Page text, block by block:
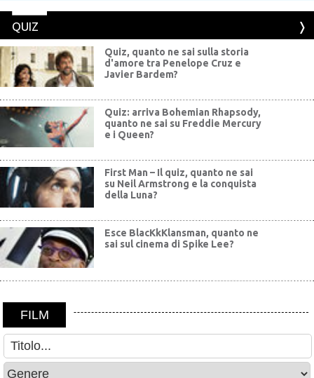
QUIZ
Quiz, quanto ne sai sulla storia
d'amore tra Penelope Cruz e
Javier Bardem?
Quiz: arriva Bohemian Rhapsody,
quanto ne sai su Freddie Mercury
e i Queen?
First Man – Il quiz, quanto ne sai
su Neil Armstrong e la conquista
della Luna?
Esce BlacKkKlansman, quanto ne
sai sul cinema di Spike Lee?